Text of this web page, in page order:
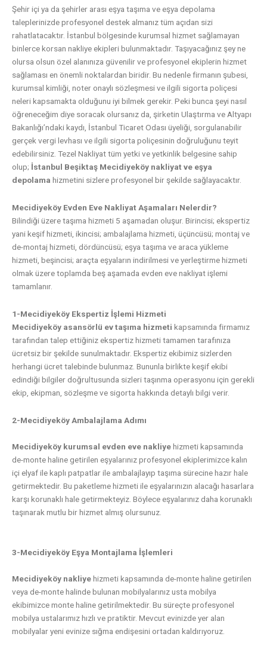
Şehir içi ya da şehirler arası eşya taşıma ve eşya depolama
taleplerinizde profesyonel destek almanız tüm açıdan sizi
rahatlatacaktır. İstanbul bölgesinde kurumsal hizmet sağlamayan
binlerce korsan nakliye ekipleri bulunmaktadır. Taşıyacağınız şey ne
olursa olsun özel alanınıza güvenilir ve profesyonel ekiplerin hizmet
sağlaması en önemli noktalardan biridir. Bu nedenle firmanın şubesi,
kurumsal kimliği, noter onaylı sözleşmesi ve ilgili sigorta poliçesi
neleri kapsamakta olduğunu iyi bilmek gerekir. Peki bunca şeyi nasıl
öğreneceğim diye soracak olursanız da, şirketin Ulaştırma ve Altyapı
Bakanlığı’ndaki kaydı, İstanbul Ticaret Odası üyeliği, sorgulanabilir
gerçek vergi levhası ve ilgili sigorta poliçesinin doğruluğunu teyit
edebilirsiniz. Tezel Nakliyat tüm yetki ve yetkinlik belgesine sahip
olup; İstanbul Beşiktaş Mecidiyeköy nakliyat ve eşya
depolama hizmetini sizlere profesyonel bir şekilde sağlayacaktır.
Mecidiyeköy Evden Eve Nakliyat Aşamaları Nelerdir?
Bilindiği üzere taşıma hizmeti 5 aşamadan oluşur. Birincisi; ekspertiz
yani keşif hizmeti, ikincisi; ambalajlama hizmeti, üçüncüsü; montaj ve
de-montaj hizmeti, dördüncüsü; eşya taşıma ve araca yükleme
hizmeti, beşincisi; araçta eşyaların indirilmesi ve yerleştirme hizmeti
olmak üzere toplamda beş aşamada evden eve nakliyat işlemi
tamamlanır.
1-Mecidiyeköy Ekspertiz İşlemi Hizmeti
Mecidiyeköy asansörlü ev taşıma hizmeti kapsamında firmamız
tarafından talep ettiğiniz ekspertiz hizmeti tamamen tarafınıza
ücretsiz bir şekilde sunulmaktadır. Ekspertiz ekibimiz sizlerden
herhangi ücret talebinde bulunmaz. Bununla birlikte keşif ekibi
edindiği bilgiler doğrultusunda sizleri taşınma operasyonu için gerekli
ekip, ekipman, sözleşme ve sigorta hakkında detaylı bilgi verir.
2-Mecidiyeköy Ambalajlama Adımı
Mecidiyeköy kurumsal evden eve nakliyehizmeti kapsamında
de-monte haline getirilen eşyalarınız profesyonel ekiplerimizce kalın
içi elyaf ile kaplı patpatlar ile ambalajlayıp taşıma sürecine hazır hale
getirmektedir. Bu paketleme hizmeti ile eşyalarınızın alacağı hasarlara
karşı korunaklı hale getirmekteyiz. Böylece eşyalarınız daha korunaklı
taşınarak mutlu bir hizmet almış olursunuz.
3-Mecidiyeköy Eşya Montajlama İşlemleri
Mecidiyeköy nakliyehizmeti kapsamında de-monte haline getirilen
veya de-monte halinde bulunan mobilyalarınız usta mobilya
ekibimizce monte haline getirilmektedir. Bu süreçte profesyonel
mobilya ustalarımız hızlı ve pratiktir. Mevcut evinizde yer alan
mobilyalar yeni evinize sığma endişesini ortadan kaldırıyoruz.